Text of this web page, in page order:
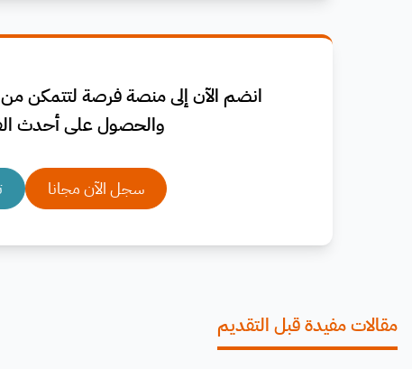
انضم الآن إلى منصة فرصة لتتمكن من
والحصول على أحدث
سجل الآن مجانا
مقالات مفيدة قبل التقديم